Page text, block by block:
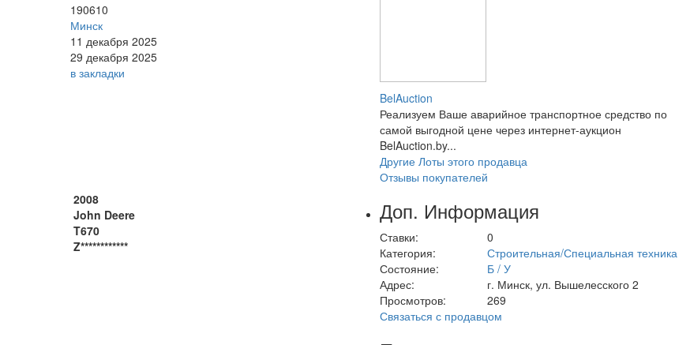
190610
Минск
11 декабря 2025
29 декабря 2025
в закладки
2008
John Deere
T670
Z************
BelAuction
Реализуем Ваше аварийное транспортное средство по
самой выгодной цене через интернет-аукцион
BelAuction.by...
Другие Лоты этого продавца
Отзывы покупателей
Доп. Информация
Ставки:
0
Категория:
Строительная/Специальная техника
Состояние:
Б / У
Адрес:
г. Минск, ул. Вышелесского 2
Просмотров:
269
Связаться с продавцом